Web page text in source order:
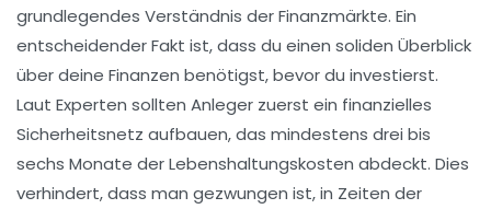
grundlegendes Verständnis der Finanzmärkte. Ein
entscheidenderFakt ist, dass du einen soliden Überblick
über deine Finanzen benötigst, bevor du investierst.
Laut Experten sollten Anleger zuerst ein finanzielles
Sicherheitsnetz aufbauen, das mindestens drei bis
sechs Monate der Lebenshaltungskosten abdeckt. Dies
verhindert, dass man gezwungen ist, in Zeiten der